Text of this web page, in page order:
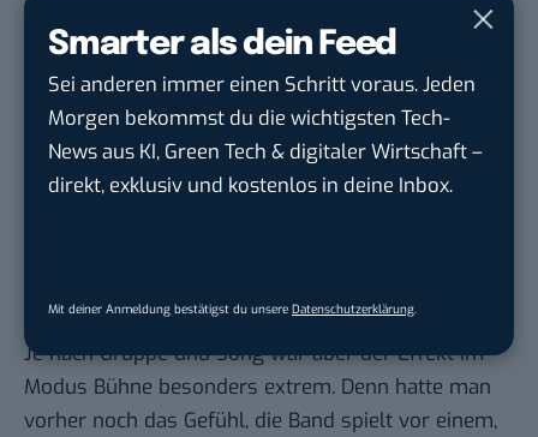
Smarter als dein Feed
Sei anderen immer einen Schritt voraus. Jeden
Morgen bekommst du die wichtigsten Tech-
News aus KI, Green Tech & digitaler Wirtschaft –
direkt, exklusiv und kostenlos in deine Inbox.
Mit deiner Anmeldung bestätigst du unsere Datenschutzerklärung
den Effekt auch bei meiner Probefahrt im Stinger
GT selber später sehr deutlich spüren können.
Wie viele andere habe ich im Auto so meine
Standard-Playlists, die ich einfach sehr gerne
regelmäßig höre. Schon der Modus Publikum, der
meistens noch am ehesten dem entspricht, was
steht.
Je nach Gruppe und Song war aber der Effekt im
Modus Bühne besonders extrem. Denn hatte man
vorher noch das Gefühl, die Band spielt vor einem,